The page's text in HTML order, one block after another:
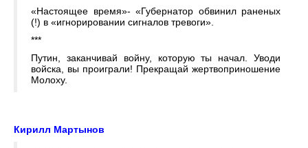
«Настоящее время»- «Губернатор обвинил раненых
(!) в «игнорировании сигналов тревоги».
***
Путин, заканчивай войну, которую ты начал. Уводи
войска, вы проиграли! Прекращай жертвоприношение
Молоху.
Кирилл Мартынов